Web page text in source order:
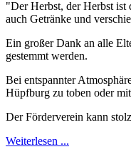
"Der Herbst, der Herbst ist
auch Getränke und
Ein großer Dank an alle
gestemmt werden.
Bei entspannter
Hüpfburg zu toben oder
Der Förderverein kann
Weiterlesen ...